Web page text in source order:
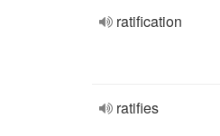
ratification
ratifies